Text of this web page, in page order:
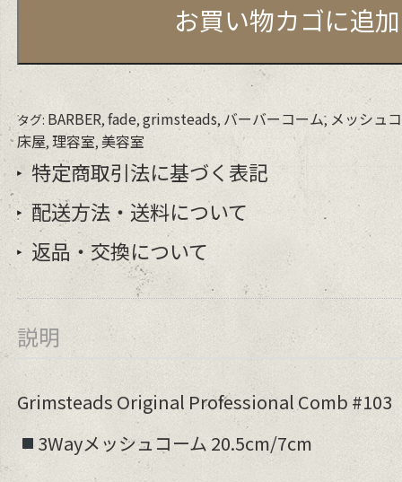
お買い物カゴに追加
タグ: BARBER,fade,grimsteads, バーバーコーム, メッシュ
床屋,理容室,美容室
特定商取引法に基づく表記
配送方法・送料について
返品・交換について
説明
Grimsteads Original Professional Comb #103
3Wayメッシュコーム 20.5cm/7cm